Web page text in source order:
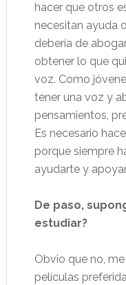
hacer que otros
necesitan ayuda
debería de
obtener lo que
voz. Como
tener una voz y
pensamientos,
Es necesario
porque siempre
ayudarte y
De paso,
estudiar?
Obvio que no,
películas